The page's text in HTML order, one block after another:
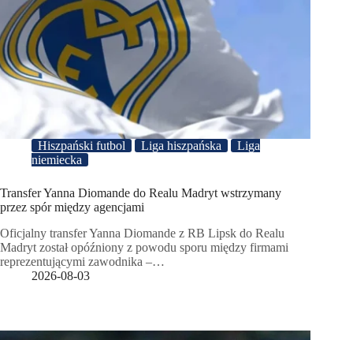
Hiszpański futbol Liga hiszpańska
Liga
niemiecka
Transfer Yanna Diomande do Realu Madryt wstrzymany
przez spór między agencjami
Oficjalny transfer Yanna Diomande z RB Lipsk do Realu
Madryt został opóźniony z powodu sporu między firmami
reprezentującymi zawodnika –…
2026-08-03